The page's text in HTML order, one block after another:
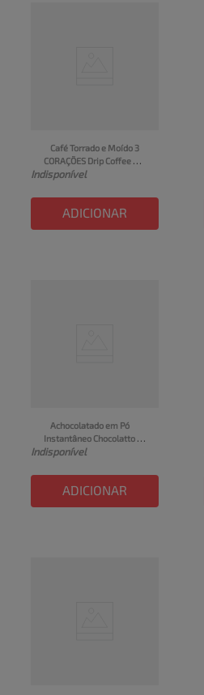
Café Torrado e Moído 3
CORAÇÕES Drip Coffee
Gourmet Dark Roast 11g
Indisponível
ADICIONAR
Achocolatado em Pó
Instantâneo Chocolatto 3
Corações Pacote 700g
Indisponível
ADICIONAR